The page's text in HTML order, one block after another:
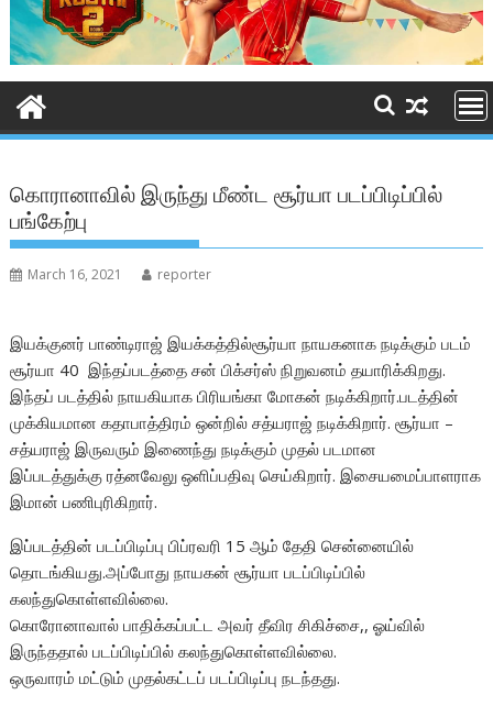
கொரானாவில் இருந்து மீண்ட சூர்யா படப்பிடிப்பில்
பங்கேற்பு
March 16, 2021 reporter
இயக்குனர் பாண்டிராஜ் இயக்கத்தில்சூர்யா நாயகனாக நடிக்கும் படம்
சூர்யா 40 இந்தப்படத்தை சன் பிக்சர்ஸ் நிறுவனம் தயாரிக்கிறது.
இந்தப் படத்தில் நாயகியாக பிரியங்கா மோகன் நடிக்கிறார்.படத்தின்
முக்கியமான கதாபாத்திரம் ஒன்றில் சத்யராஜ் நடிக்கிறார். சூர்யா –
சத்யராஜ் இருவரும் இணைந்து நடிக்கும் முதல் படமான
இப்படத்துக்கு ரத்னவேலு ஒளிப்பதிவு செய்கிறார். இசையமைப்பாளராக
இமான் பணிபுரிகிறார்.
இப்படத்தின் படப்பிடிப்பு பிப்ரவரி 15 ஆம் தேதி சென்னையில்
தொடங்கியது.அப்போது நாயகன் சூர்யா படப்பிடிப்பில்
கலந்துகொள்ளவில்லை.
கொரோனாவால் பாதிக்கப்பட்ட அவர் தீவிர சிகிச்சை,, ஓய்வில்
இருந்ததால் படப்பிடிப்பில் கலந்துகொள்ளவில்லை.
ஒருவாரம் மட்டும் முதல்கட்டப் படப்பிடிப்பு நடந்தது.